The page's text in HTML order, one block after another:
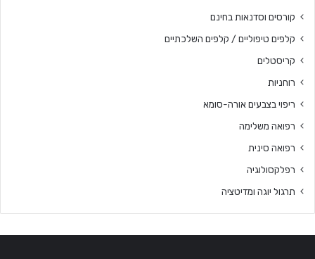
קורסים וסדנאות בחינם
קלפים טיפוליים / קלפים השלכתיים
קריסטלים
רוחניות
ריפוי בצבעים אורה-סומא
רפואה משלימה
רפואה סינית
רפלקסולוגיה
תרגול יוגה ומדיטציה